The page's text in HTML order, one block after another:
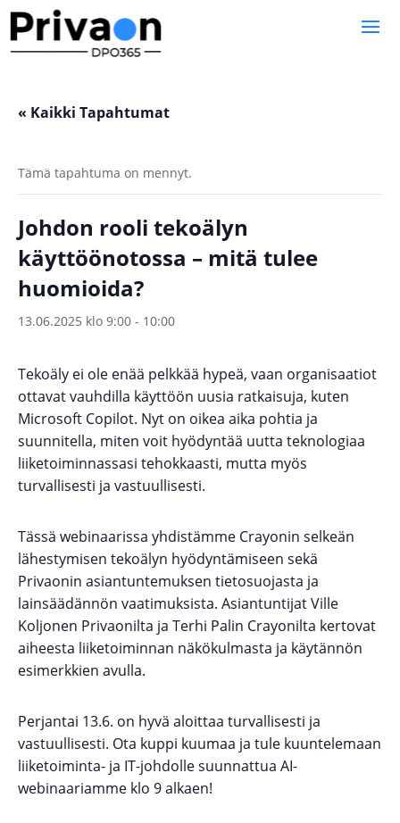
« Kaikki Tapahtumat
Tämä tapahtuma on mennyt.
Johdon rooli tekoälyn
käyttöönotossa – mitä tulee
huomioida?
13.06.2025 klo 9:00 - 10:00
Tekoäly ei ole enää pelkkää hypeä, vaan organisaatiot
ottavat vauhdilla käyttöön uusia ratkaisuja, kuten
Microsoft Copilot. Nyt on oikea aika pohtia ja
suunnitella, miten voit hyödyntää uutta teknologiaa
liiketoiminnassasi tehokkaasti, mutta myös
turvallisesti ja vastuullisesti.
Tässä webinaarissa yhdistämme Crayonin selkeän
lähestymisen tekoälyn hyödyntämiseen sekä
Privaonin asiantuntemuksen tietosuojasta ja
lainsäädännön vaatimuksista. Asiantuntijat Ville
Koljonen Privaonilta ja Terhi Palin Crayonilta kertovat
aiheesta liiketoiminnan näkökulmasta ja käytännön
esimerkkien avulla.
Perjantai 13.6. on hyvä aloittaa turvallisesti ja
vastuullisesti. Ota kuppi kuumaa ja tule kuuntelemaan
liiketoiminta- ja IT-johdolle suunnattua AI-
webinaariamme klo 9 alkaen!